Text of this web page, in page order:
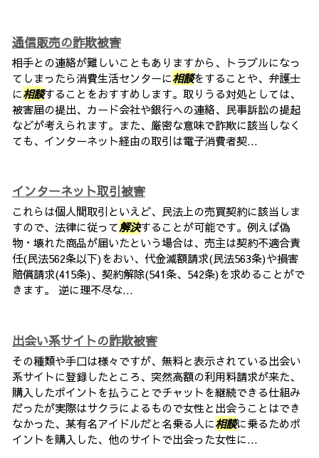
通信販売の詐欺被害
相手との連絡が難しいこともありますから、トラブルになっ
てしまったら消費生活センターに相談をすることや、弁護士
に相談することをおすすめします。取りうる対処としては、
被害届の提出、カード会社や銀行への連絡、民事訴訟の提起
などが考えられます。また、厳密な意味で詐欺に該当しなく
ても、インターネット経由の取引は電子消費者契...
インターネット取引被害
これらは個人間取引といえど、民法上の売買契約に該当しま
すので、法律に従って解決することが可能です。例えば偽
物・壊れた商品が届いたという場合は、売主は契約不適合責
任(民法562条以下)をおい、代金減額請求(民法563条)や損害
賠償請求(415条)、契約解除(541条、542条)を求めることがで
きます。 逆に理不尽な...
出会い系サイトの詐欺被害
その種類や手口は様々ですが、無料と表示されている出会い
系サイトに登録したところ、突然高額の利用料請求が来た、
購入したポイントを払うことでチャットを継続できる仕組み
だったが実際はサクラによるもので女性と出会うことはでき
なかった、某有名アイドルだと名乗る人に相談に乗るためポ
イントを購入した、他のサイトで出会った女性に...